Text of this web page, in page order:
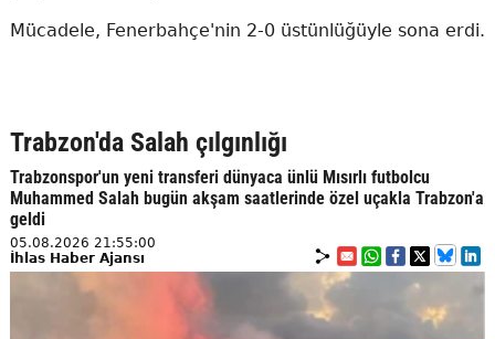
Mücadele, Fenerbahçe'nin 2-0 üstünlüğüyle sona erdi.
Trabzon'da Salah çılgınlığı
Trabzonspor'un yeni transferi dünyaca ünlü Mısırlı futbolcu
Muhammed Salah bugün akşam saatlerinde özel uçakla Trabzon'a
geldi
05.08.2026 21:55:00
İhlas Haber Ajansı